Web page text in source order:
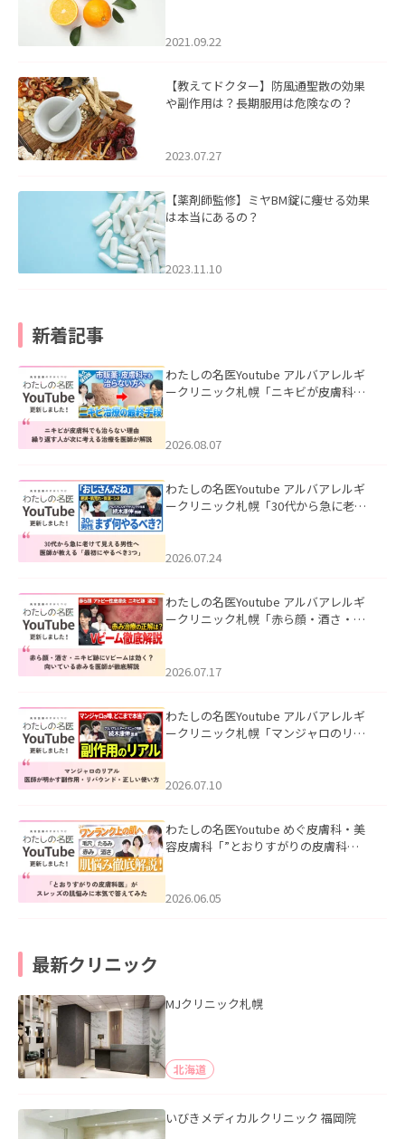
2021.09.22
【教えてドクター】防風通聖散の効果
や副作用は？長期服用は危険なの？
2023.07.27
【薬剤師監修】ミヤBM錠に痩せる効果
は本当にあるの？
2023.11.10
新着記事
わたしの名医Youtube アルバアレルギ
ークリニック札幌「ニキビが皮膚科で
ました。
2026.08.07
わたしの名医Youtube アルバアレルギ
ークリニック札幌「30代から急に老け
た。
2026.07.24
わたしの名医Youtube アルバアレルギ
ークリニック札幌「赤ら顔・酒さ・ニ
した。
2026.07.17
わたしの名医Youtube アルバアレルギ
ークリニック札幌「マンジャロのリア
た。
2026.07.10
わたしの名医Youtube めぐ皮膚科・美
容皮膚科「”とおりすがりの皮膚科
2026.06.05
最新クリニック
MJクリニック札幌
北海道
いびきメディカルクリニック 福岡院